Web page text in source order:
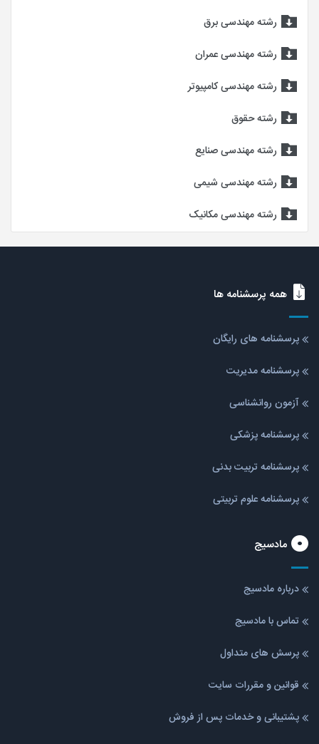
رشته مهندسی برق
رشته مهندسی عمران
رشته مهندسی کامپیوتر
رشته حقوق
رشته مهندسی صنایع
رشته مهندسی شیمی
رشته مهندسی مکانیک
همه پرسشنامه ها
پرسشنامه های رایگان
پرسشنامه مدیریت
آزمون روانشناسی
پرسشنامه پزشکی
پرسشنامه تربیت بدنی
پرسشنامه علوم تربیتی
مادسیج
درباره مادسیج
تماس با مادسیج
پرسش های متداول
قوانین و مقررات سایت
پشتیبانی و خدمات پس از فروش